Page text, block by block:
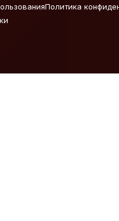
Политика